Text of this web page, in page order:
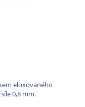
eloxovaného
0,8 mm.